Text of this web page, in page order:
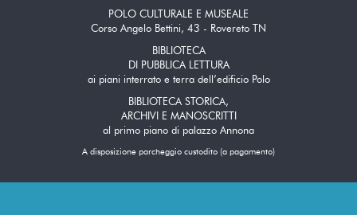
POLO CULTURALE E MUSEALE
Corso Angelo Bettini, 43 - Rovereto TN
BIBLIOTECA
DI PUBBLICA LETTURA
ai piani interrato e terra dell’edificio Polo
BIBLIOTECA STORICA,
ARCHIVI E MANOSCRITTI
al primo piano di palazzo Annona
A disposizione parcheggio custodito (a pagamento)